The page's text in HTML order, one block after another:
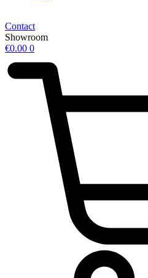
Contact
Showroom
€0.00 0